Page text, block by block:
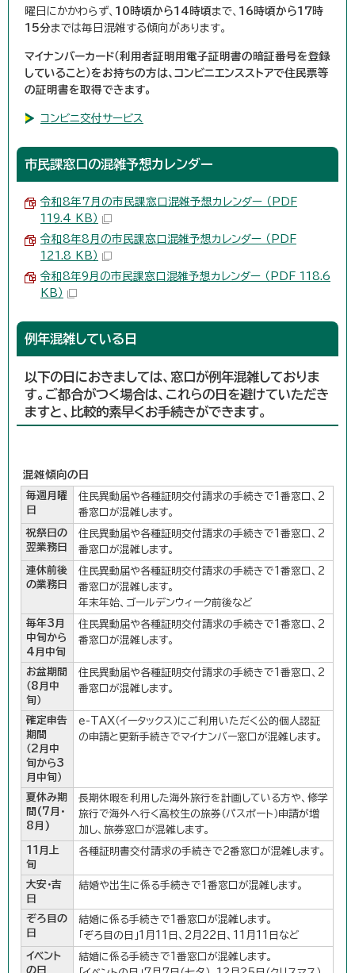
曜日にかかわらず、 10時頃から14時頃まで、 16時頃から17時
15分までは毎日混雑する傾向があります。
マイナンバーカード（利用者証明用電子証明書の暗証番号を登録
していること）をお持ちの方は、コンビニエンスストアで住民票等
の証明書を取得できます。
コンビニ交付サービス
市民課窓口の混雑予想カレンダー
令和8年7月の市民課窓口混雑予想カレンダー （PDF
119.4 KB）
令和8年8月の市民課窓口混雑予想カレンダー （PDF
121.8 KB）
令和8年9月の市民課窓口混雑予想カレンダー （PDF 118.6
KB）
例年混雑している日
以下の日におきましては、窓口が例年混雑しておりま
す。ご都合がつく場合は、これらの日を避けていただき
ますと、比較的素早くお手続きができます。
混雑傾向の日
毎週月曜
日
住民異動届や各種証明交付請求の手続きで1番窓口、2
番窓口が混雑します。
祝祭日の
翌業務日
住民異動届や各種証明交付請求の手続きで1番窓口、2
番窓口が混雑します。
連休前後
の業務日
住民異動届や各種証明交付請求の手続きで1番窓口、2
番窓口が混雑します。
年末年始、ゴールデンウィーク前後など
毎年3月
中旬から
4月中旬
住民異動届や各種証明交付請求の手続きで1番窓口、2
番窓口が混雑します。
お盆期間
（8月中
旬）
住民異動届や各種証明交付請求の手続きで1番窓口、2
番窓口が混雑します。
確定申告
期間
（2月中
旬から3
月中旬）
e-TAX（イータックス）にご利用いただく公的個人認証
の申請と更新手続きでマイナンバー窓口が混雑します。
夏休み期
間(7月・
8月)
長期休暇を利用した海外旅行を計画している方や、修学
旅行で海外へ行く高校生の旅券（パスポート）申請が増
加し、旅券窓口が混雑します。
11月上
旬
各種証明書交付請求の手続きで2番窓口が混雑します。
大安・吉
日
結婚や出生に係る手続きで1番窓口が混雑します。
ぞろ目の
日
結婚に係る手続きで1番窓口が混雑します。
「ぞろ目の日」1月11日、2月22日、11月11日など
イベント
の日
結婚に係る手続きで1番窓口が混雑します。